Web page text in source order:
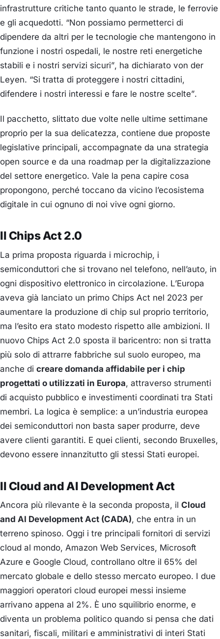
infrastrutture critiche tanto quanto le strade, le ferrovie
e gli acquedotti. “Non possiamo permetterci di
dipendere da altri per le tecnologie che mantengono in
funzione i nostri ospedali, le nostre reti energetiche
stabili e i nostri servizi sicuri”, ha dichiarato von der
Leyen. “Si tratta di proteggere i nostri cittadini,
difendere i nostri interessi e fare le nostre scelte”.
Il pacchetto, slittato due volte nelle ultime settimane
proprio per la sua delicatezza, contiene due proposte
legislative principali, accompagnate da una strategia
open source e da una roadmap per la digitalizzazione
del settore energetico. Vale la pena capire cosa
propongono, perché toccano da vicino l’ecosistema
digitale in cui ognuno di noi vive ogni giorno.
Il Chips Act 2.0
La prima proposta riguarda i microchip, i
semiconduttori che si trovano nel telefono, nell’auto, in
ogni dispositivo elettronico in circolazione. L’Europa
aveva già lanciato un primo Chips Act nel 2023 per
aumentare la produzione di chip sul proprio territorio,
ma l’esito era stato modesto rispetto alle ambizioni. Il
nuovo Chips Act 2.0 sposta il baricentro: non si tratta
più solo di attrarre fabbriche sul suolo europeo, ma
anche di creare domanda affidabile per i chip
progettati o utilizzati in Europa, attraverso strumenti
di acquisto pubblico e investimenti coordinati tra Stati
membri. La logica è semplice: a un’industria europea
dei semiconduttori non basta saper produrre, deve
avere clienti garantiti. E quei clienti, secondo Bruxelles,
devono essere innanzitutto gli stessi Stati europei.
Il Cloud and AI Development Act
Ancora più rilevante è la seconda proposta, il Cloud
and AI Development Act (CADA), che entra in un
terreno spinoso. Oggi i tre principali fornitori di servizi
cloud al mondo, Amazon Web Services, Microsoft
Azure e Google Cloud, controllano oltre il 65% del
mercato globale e dello stesso mercato europeo. I due
maggiori operatori cloud europei messi insieme
arrivano appena al 2%. È uno squilibrio enorme, e
diventa un problema politico quando si pensa che dati
sanitari, fiscali, militari e amministrativi di interi Stati